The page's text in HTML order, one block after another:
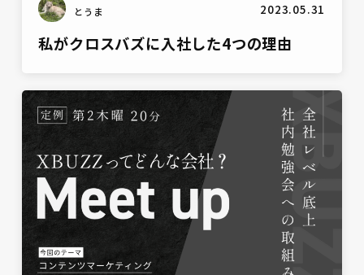
とうま 2023.05.31
私がクロスバズに入社した4つの理由
雑談